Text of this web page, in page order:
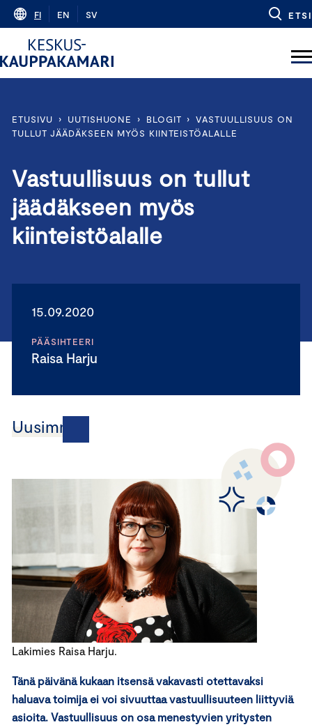
Skip
content
FI EN SV ETSI
ETUSIVU › UUTISHUONE › BLOGIT › VASTUULLISUUS ON
TULLUT JÄÄDÄKSEEN MYÖS KIINTEISTÖALALLE
Vastuullisuus on tullut
jäädäkseen myös
kiinteistöalalle
15.09.2020
PÄÄSIHTEERI
Raisa Harju
Uusimmat
Lakimies Raisa Harju.
Tänä päivänä kukaan itsensä vakavasti otettavaksi
haluava toimija ei voi sivuuttaa vastuullisuuteen liittyviä
asioita. Vastuullisuus on osa menestyvien yritysten